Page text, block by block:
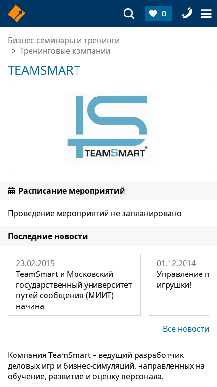
0
Бизнес семинары и тренинги
Тренинговые компании
TEAMSMART
Расписание мероприятий
Проведение мероприятий не запланировано
Последние новости
23.02.2015
TeamSmart и Московский
государственный университет
путей сообщения (МИИТ)
начина
01.12.2014
Управление
игрушки!
Все новости
Компания TeamSmart – ведущий разработчик
деловых игр и бизнес-симуляций, направленных на
обучение, развитие и оценку персонала.